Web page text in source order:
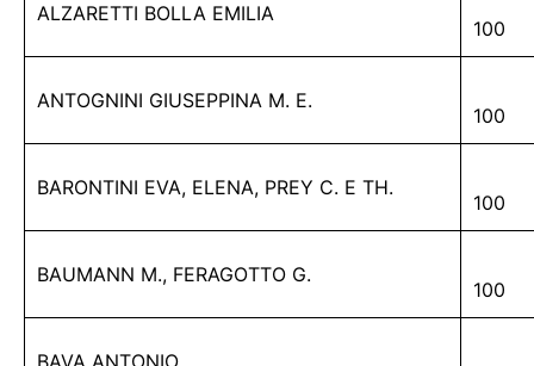
ALZARETTI BOLLA EMILIA
100
ANTOGNINI GIUSEPPINA M. E.
100
BARONTINI EVA, ELENA, PREY C. E TH.
100
BAUMANN M., FERAGOTTO G.
100
BAVA ANTONIO